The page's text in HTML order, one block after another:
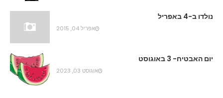
נולדו ב-4 באפריל
אפריל 04, 2015
יום האבטיח- 3 באוגוסט
אוגוסט 03, 2023